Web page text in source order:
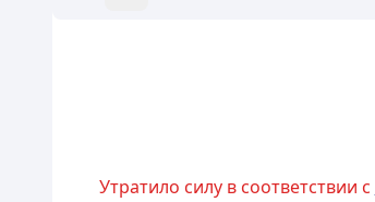
Утратило силу в соответствии с